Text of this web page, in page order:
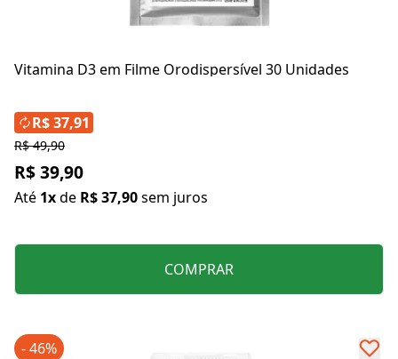
Vitamina D3 em Filme Orodispersível 30 Unidades
R$ 49,90
R$ 39,90
Até 1xde R$ 37,90sem juros
R$ 37,91
COMPRAR
- 46%